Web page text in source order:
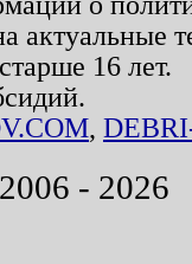
актуальные
16 лет.
,
- 2026